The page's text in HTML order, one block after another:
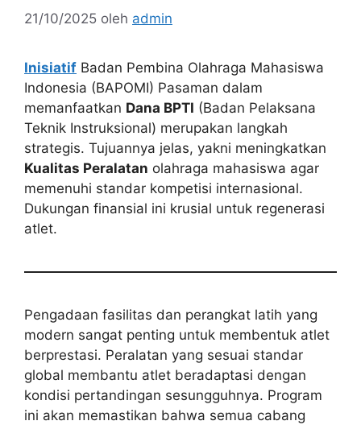
21/10/2025 oleh admin
Inisiatif Badan Pembina Olahraga Mahasiswa
Indonesia (BAPOMI) Pasaman dalam
memanfaatkan Dana BPTI (Badan Pelaksana
Teknik Instruksional) merupakan langkah
strategis. Tujuannya jelas, yakni meningkatkan
Kualitas Peralatan olahraga mahasiswa agar
memenuhi standar kompetisi internasional.
Dukungan finansial ini krusial untuk regenerasi
atlet.
Pengadaan fasilitas dan perangkat latih yang
modern sangat penting untuk membentuk atlet
berprestasi. Peralatan yang sesuai standar
global membantu atlet beradaptasi dengan
kondisi pertandingan sesungguhnya. Program
ini akan memastikan bahwa semua cabang